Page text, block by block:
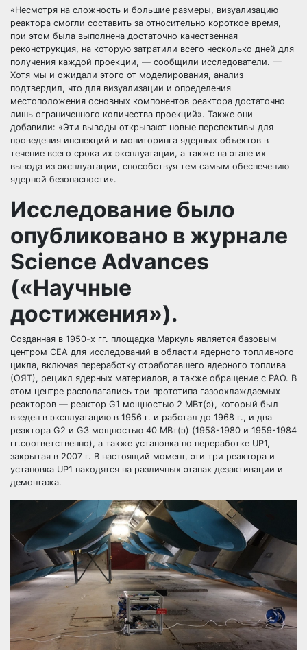
«Несмотря на сложность и большие размеры, визуализацию
реактора смогли составить за относительно короткое время,
при этом была выполнена достаточно качественная
реконструкция, на которую затратили всего несколько дней для
получения каждой проекции, — сообщили исследователи. —
Хотя мы и ожидали этого от моделирования, анализ
подтвердил, что для визуализации и определения
местоположения основных компонентов реактора достаточно
лишь ограниченного количества проекций». Также они
добавили: «Эти выводы открывают новые перспективы для
проведения инспекций и мониторинга ядерных объектов в
течение всего срока их эксплуатации, а также на этапе их
вывода из эксплуатации, способствуя тем самым обеспечению
ядерной безопасности».
Исследование было
опубликовано в журнале
Science Advances
(«Научные
достижения»).
Созданная в 1950-х гг. площадка Маркуль является базовым
центром CEA для исследований в области ядерного топливного
цикла, включая переработку отработавшего ядерного топлива
(ОЯТ), рецикл ядерных материалов, а также обращение с РАО. В
этом центре располагались три прототипа газоохлаждаемых
реакторов — реактор G1 мощностью 2 МВт(э), который был
введен в эксплуатацию в 1956 г. и работал до 1968 г., и два
реактора G2 и G3 мощностью 40 МВт(э) (1958-1980 и 1959-1984
гг.соответственно), а также установка по переработке UP1,
закрытая в 2007 г. В настоящий момент, эти три реактора и
установка UP1 находятся на различных этапах дезактивации и
демонтажа.